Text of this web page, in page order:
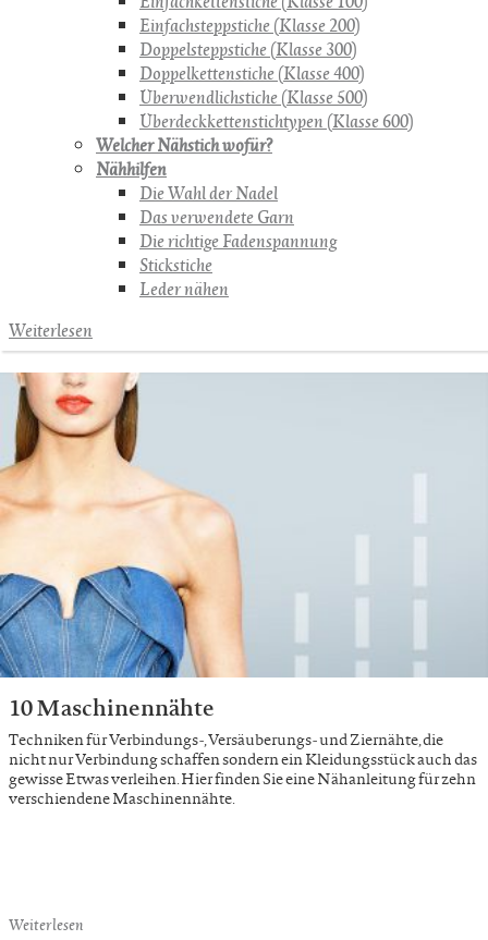
Einfachsteppstiche (Klasse 200)
Doppelsteppstiche (Klasse 300)
Doppelkettenstiche (Klasse 400)
Überwendlichstiche (Klasse 500)
Überdeckkettenstichtypen (Klasse 600)
Welcher Nähstich wofür?
Nähhilfen
Die Wahl der Nadel
Das verwendete Garn
Die richtige Fadenspannung
Stickstiche
Leder nähen
Weiterlesen
10 Maschinennähte
Techniken für Verbindungs-, Versäuberungs- und Ziernähte, die
nicht nur Verbindung schaffen sondern ein Kleidungsstück auch das
gewisse Etwas verleihen. Hier finden Sie eine Nähanleitung für zehn
verschiendene Maschinennähte.
Weiterlesen